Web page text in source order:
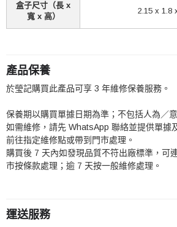
盒子尺寸（長 x
寬 x 高）
2.15 x 1.8
產品保養
於瑩記購買此產品可享 3 年維修保養服務。
保養期以購買單據日期為準；不包括人為／
如需維修，請先 WhatsApp 聯絡並提供單據
前往指定維修點或帶到門市處理。
購買後 7 天內如發現品質不符出廠標準，可
市按條款處理；逾 7 天按一般維修處理。
運送服務